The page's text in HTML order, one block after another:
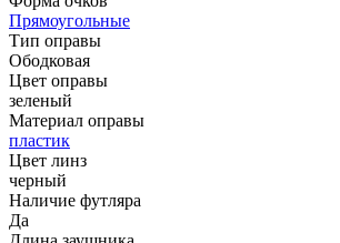
Прямоугольные
Тип оправы
Ободковая
Цвет оправы
зеленый
Материал оправы
пластик
Цвет линз
черный
Наличие футляра
Да